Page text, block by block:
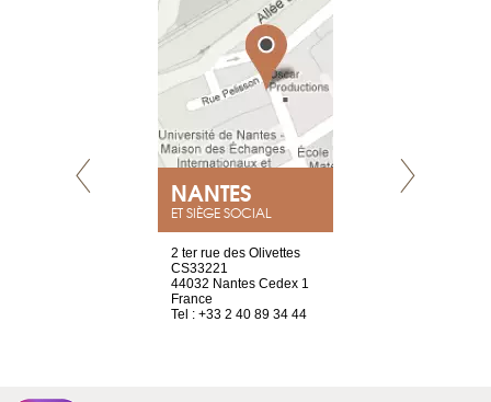
NANTES
ET SIÈGE SOCIAL
2 ter rue des Olivettes
CS33221
44032 Nantes Cedex 1
France
Tel : +33 2 40 89 34 44